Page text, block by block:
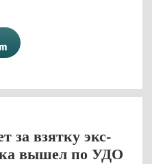
за взятку экс-
вышел по УДО